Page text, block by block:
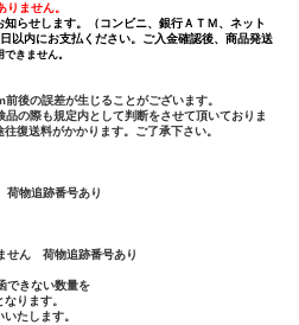
りません。
らせします。（コンビニ、銀行ＡＴＭ、ネット
以内にお支払ください。ご入金確認後、商品発送
きません。
後の誤差が生じることがございます。
の際も規定内として判断をさせて頂いておりま
復送料がかかります。ご了承下さい。
物追跡番号あり
せん 荷物追跡番号あり
できない数量を
なります。
たします。